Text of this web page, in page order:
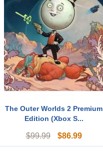
The Outer Worlds 2 Premium
Edition (Xbox S...
$99.99 $86.99